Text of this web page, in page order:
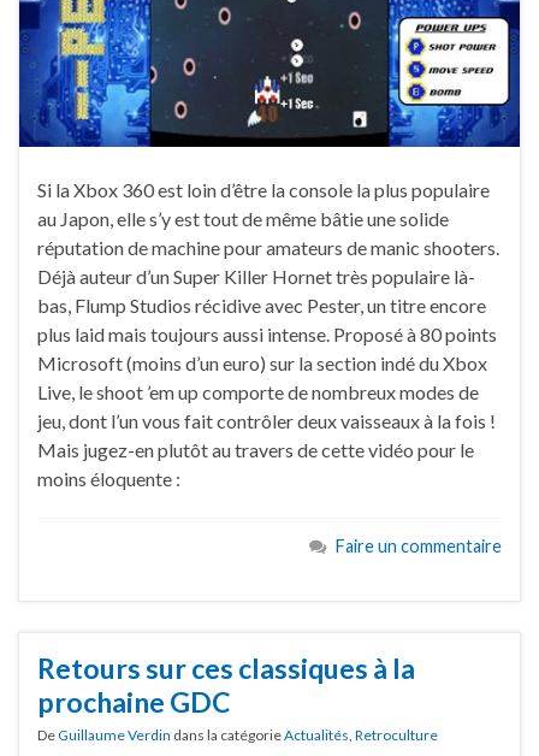
Si la Xbox 360 est loin d’être la console la plus populaire
au Japon, elle s’y est tout de même bâtie une solide
réputation de machine pour amateurs de manic shooters.
Déjà auteur d’un Super Killer Hornet très populaire là-
bas, Flump Studios récidive avec Pester, un titre encore
plus laid mais toujours aussi intense. Proposé à 80 points
Microsoft (moins d’un euro) sur la section indé du Xbox
Live, le shoot ’em up comporte de nombreux modes de
jeu, dont l’un vous fait contrôler deux vaisseaux à la fois !
Mais jugez-en plutôt au travers de cette vidéo pour le
moins éloquente :
Faire un commentaire
Retours sur ces classiques à la
prochaine GDC
DeGuillaume Verdin dans la catégorieActualités Retroculture